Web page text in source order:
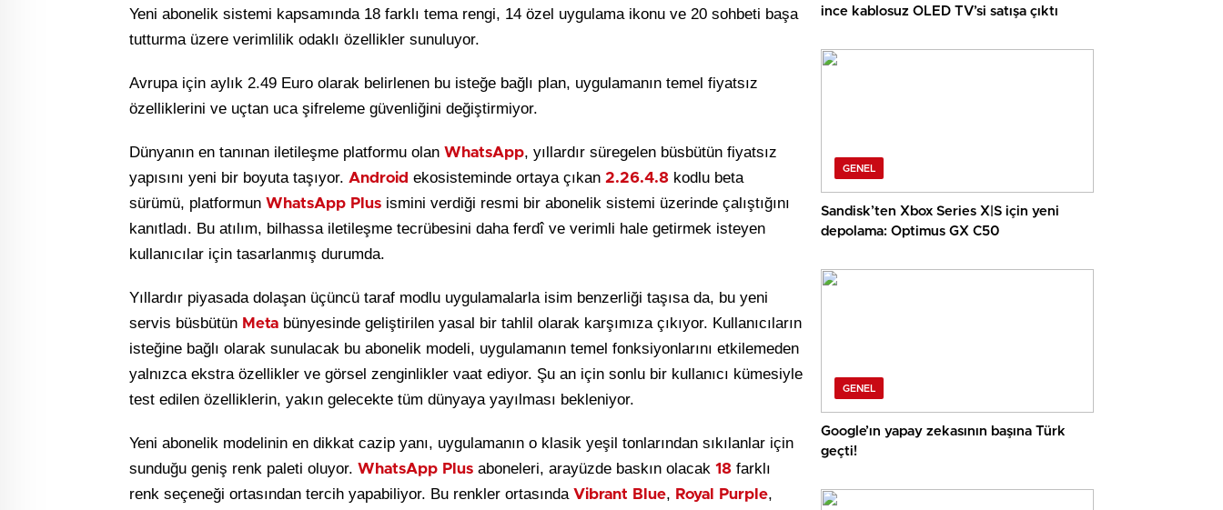
Yeni abonelik sistemi kapsamında 18 farklı tema rengi, 14 özel uygulama ikonu ve 20 sohbeti başa
tutturma üzere verimlilik odaklı özellikler sunuluyor.
Avrupa için aylık 2.49 Euro olarak belirlenen bu isteğe bağlı plan, uygulamanın temel fiyatsız
özelliklerini ve uçtan uca şifreleme güvenliğini değiştirmiyor.
Dünyanın en tanınan iletileşme platformu olan WhatsApp, yıllardır süregelen büsbütün fiyatsız
yapısını yeni bir boyuta taşıyor. Android ekosisteminde ortaya çıkan 2.26.4.8 kodlu beta
sürümü, platformun WhatsApp Plus ismini verdiği resmi bir abonelik sistemi üzerinde çalıştığını
kanıtladı. Bu atılım, bilhassa iletileşme tecrübesini daha ferdî ve verimli hale getirmek isteyen
kullanıcılar için tasarlanmış durumda.
Yıllardır piyasada dolaşan üçüncü taraf modlu uygulamalarla isim benzerliği taşısa da, bu yeni
servis büsbütün Meta bünyesinde geliştirilen yasal bir tahlil olarak karşımıza çıkıyor. Kullanıcıların
isteğine bağlı olarak sunulacak bu abonelik modeli, uygulamanın temel fonksiyonlarını etkilemeden
yalnızca ekstra özellikler ve görsel zenginlikler vaat ediyor. Şu an için sonlu bir kullanıcı kümesiyle
test edilen özelliklerin, yakın gelecekte tüm dünyaya yayılması bekleniyor.
Yeni abonelik modelinin en dikkat cazip yanı, uygulamanın o klasik yeşil tonlarından sıkılanlar için
sunduğu geniş renk paleti oluyor. WhatsApp Plus aboneleri, arayüzde baskın olacak 18 farklı
renk seçeneği ortasından tercih yapabiliyor. Bu renkler ortasında Vibrant Blue, Royal Purple,
ince kablosuz OLED TV’si satışa çıktı
GENEL
Sandisk’ten Xbox Series X|S için yeni
depolama: Optimus GX C50
GENEL
Google’ın yapay zekasının başına Türk
geçti!